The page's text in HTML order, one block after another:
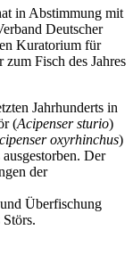
in Abstimmung mit
Deutscher
Kuratorium für
Fisch des Jahres
Jahrhunderts in
(Acipenser sturio)
oxyrhinchus)
Der
der
Überfischung